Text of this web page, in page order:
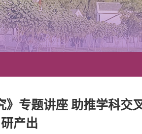
专题讲座 助推学科交
研产出